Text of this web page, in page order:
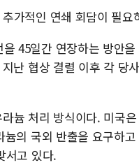
가적인 연쇄 회담이 필요
45일간 연장하는 방안
난 협상 결렬 이후 각 당
늄 처리 방식이다. 미국
의 국외 반출을 요구하
서고 있다.